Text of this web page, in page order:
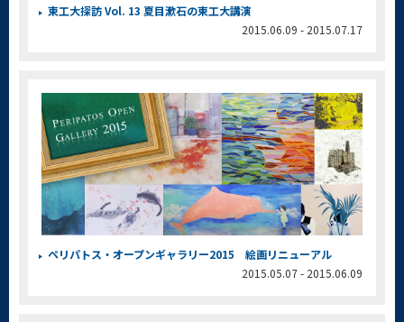
東工大探訪 Vol. 13 夏目漱石の東工大講演
2015.06.09 - 2015.07.17
ペリパトス・オープンギャラリー2015 絵画リニューアル
2015.05.07 - 2015.06.09